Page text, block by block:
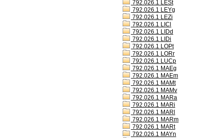
792.026.1 LESt
792.026.1 LEYg
792.026.1 LEZi
792.026.1 LICl
792.026.1 LIDd
792.026.1 LIDi
792.026.1 LOPt
792.026.1 LORr
792.026.1 LUCp
792.026.1 MAEg
792.026.1 MAEm
792.026.1 MAMt
792.026.1 MAMv
792.026.1 MARa
792.026.1 MARi
792.026.1 MARl
792.026.1 MARm
792.026.1 MARt
792.026.1 MAYn